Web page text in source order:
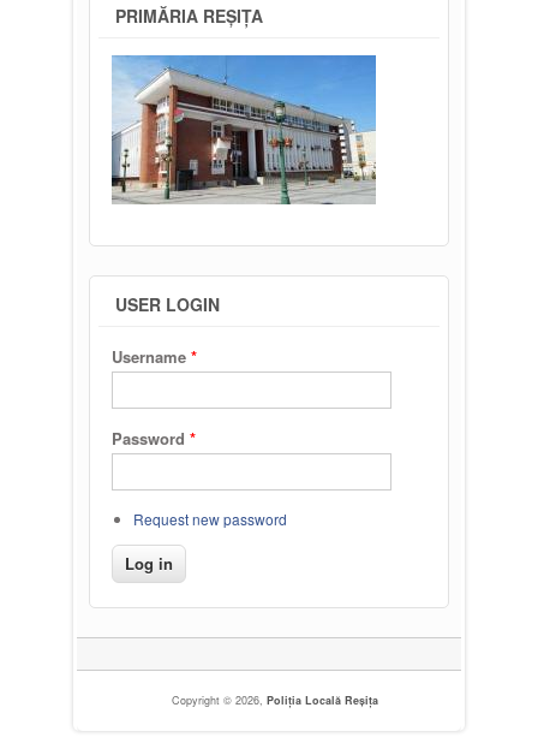
PRIMĂRIA REȘIȚA
USER LOGIN
Username *
Password *
Request new password
Copyright © 2026, Poliția Locală Reșița